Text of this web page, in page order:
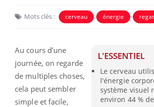
Mots clés : cerveau énergie
L'ESSENTIEL
Le cerveau
l'énergie
système visuel
environ 44 %
Au cours d’une
journée, on regarde
de multiples choses,
cela peut sembler
simple et facile,